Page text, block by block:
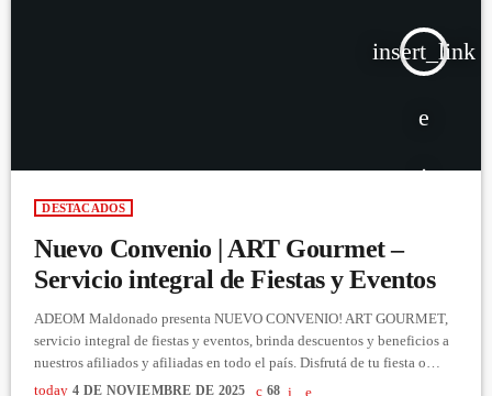
insert_link
DESTACADOS
Nuevo Convenio | ART Gourmet –
Servicio integral de Fiestas y Eventos
ADEOM Maldonado presenta NUEVO CONVENIO! ART GOURMET,
servicio integral de fiestas y eventos, brinda descuentos y beneficios a
nuestros afiliados y afiliadas en todo el país. Disfrutá de tu fiesta o
evento, sin preocupaciones, con el mejor servicio integral de cathering.
today 4 DE NOVIEMBRE DE 2025 68